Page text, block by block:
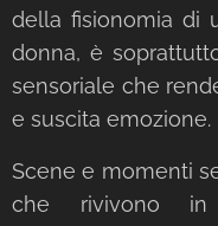
della fisionomia di
donna, è
sensoriale che
e suscita emozione.
Scene e momenti
che rivivono in